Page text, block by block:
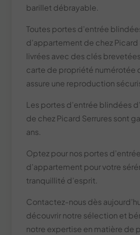
barillet débrayable.
Toutes portes d’entrée
d’appartement de chez Picard
livrées avec des clés
carte de propriété numérotée
assure une reproduction
Les portes d’entrée blindées
de chez Picard Serrures sont
ans.
Optez pour nos portes
d’appartement pour votre
tranquillité d’esprit.
Contactez-nous dès
découvrir notre sélection et
notre expertise en matière de